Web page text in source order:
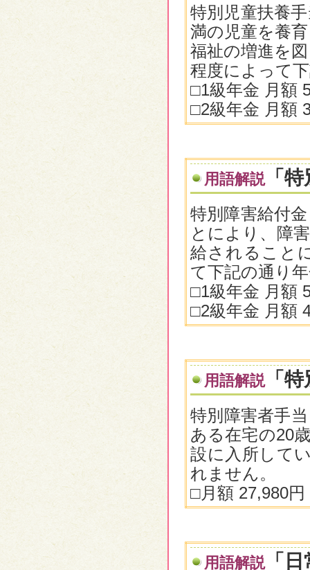
特別児童扶養
満の児童を養
福祉の増進を
程度によって
□1級年金 月額
□2級年金 月額
用語解説「特
特別障害給付
とにより、障
給されること
て下記の通り
□1級年金 月額
□2級年金 月額
用語解説「特
特別障害者手
ある在宅の20
設に入所して
れません。
□月額 27,980
用語解説「日